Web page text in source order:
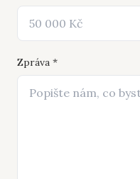
Zpráva *